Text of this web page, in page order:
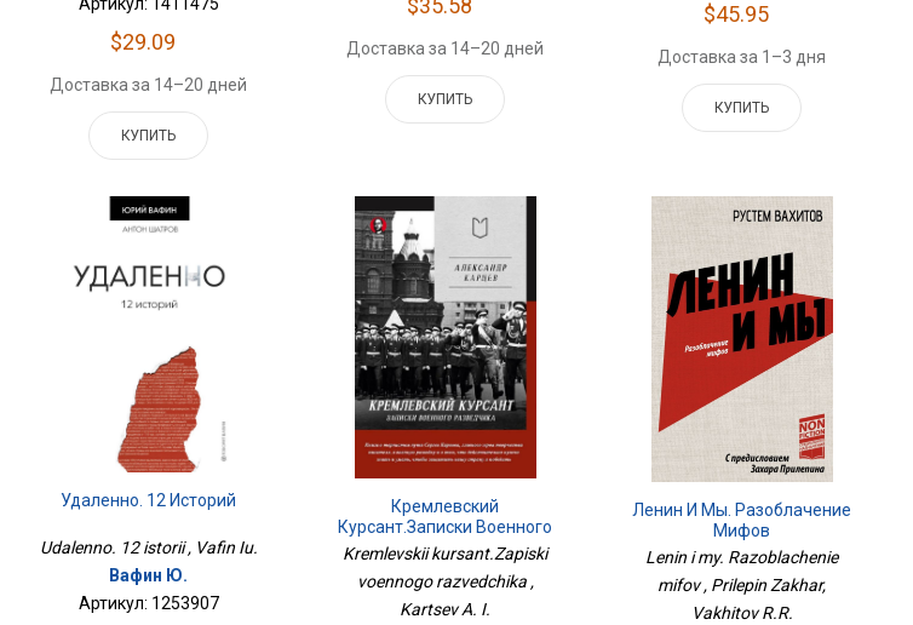
$29.09
Доставка за 14–20 дней
КУПИТЬ
$35.58
Доставка за 14–20 дней
КУПИТЬ
$45.95
Доставка за 1–3 дня
КУПИТЬ
Удаленно. 12 Историй
Udalenno. 12 istorii , Vafin Iu.
Вафин Ю.
Артикул: 1253907
Кремлевский
Курсант.Записки Военного
Разведчика
Kremlevskii kursant.Zapiski
voennogo razvedchika ,
Kartsev A. I.
Ленин И Мы. Разоблачение
Мифов
Lenin i my. Razoblachenie
mifov , Prilepin Zakhar,
Vakhitov R.R.